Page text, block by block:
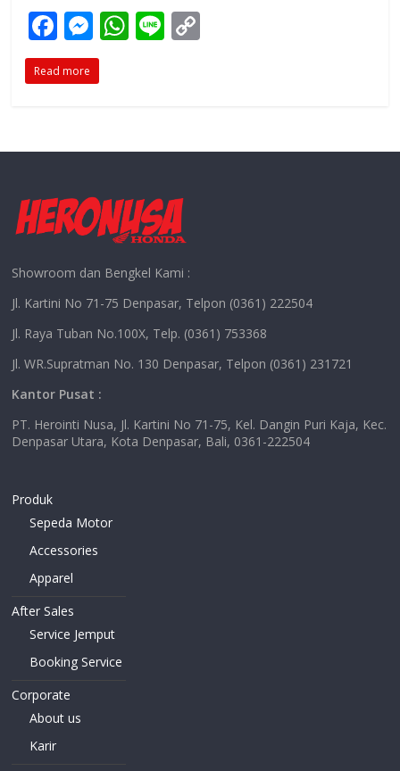
F
ac
e
k
M
e
ss
er
W
p
Li
Read more
Showroom dan Bengkel Kami :
Jl. Kartini No 71-75 Denpasar, Telpon (0361) 222504
Jl. Raya Tuban No.100X, Telp. (0361) 753368
Jl. WR.Supratman No. 130 Denpasar, Telpon (0361) 231721
Kantor Pusat :
PT. Herointi Nusa, Jl. Kartini No 71-75, Kel. Dangin Puri Kaja, Kec.
Denpasar Utara, Kota Denpasar, Bali, 0361-222504
Produk
Sepeda Motor
Accessories
Apparel
After Sales
Service Jemput
Booking Service
Corporate
About us
Karir